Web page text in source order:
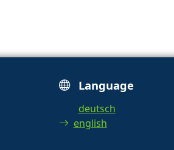
Language
deutsch
english